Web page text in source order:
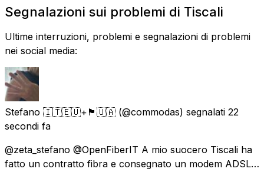
Segnalazioni sui problemi di Tiscali
Ultime interruzioni, problemi e segnalazioni di problemi
nei social media:
Stefano 🇮🇹🇪🇺+🏴󠁧󠁢󠁳󠁣󠁴󠁿🇺🇦 (@commodas) segnalati 22
secondi fa
@zeta_stefano @OpenFiberIT A mio suocero Tiscali ha
fatto un contratto fibra e consegnato un modem ADSL…